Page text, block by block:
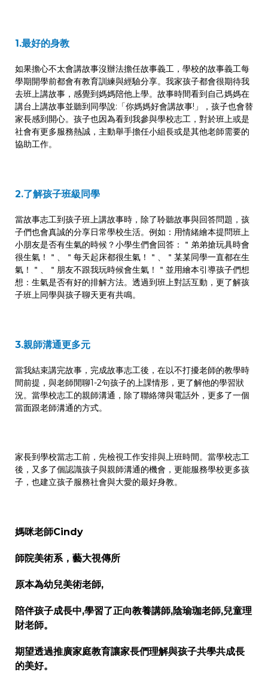
1.最好的身教
如果擔心不太會講故事沒辦法擔任故事義工，學校的故事義工每
學期開學前都會有教育訓練與經驗分享。我家孩子都會很期待我
去班上講故事，感覺到媽媽陪他上學。故事時間看到自己媽媽在
講台上講故事並聽到同學說:「你媽媽好會講故事!」，孩子也會替
家長感到開心。孩子也因為看到我參與學校志工，對於班上或是
社會有更多服務熱誠，主動舉手擔任小組長或是其他老師需要的
協助工作。
2.了解孩子班級同學
當故事志工到孩子班上講故事時，除了聆聽故事與回答問題，孩
子們也會真誠的分享日常學校生活。例如：用情緒繪本提問班上
小朋友是否有生氣的時候？小學生們會回答：＂弟弟搶玩具時會
很生氣！＂、＂每天起床都很生氣！＂、＂某某同學一直都在生
氣！＂、＂朋友不跟我玩時候會生氣！＂並用繪本引導孩子們想
想：生氣是否有好的排解方法。透過到班上對話互動，更了解孩
子班上同學與孩子聊天更有共鳴。
3.親師溝通更多元
當我結束講完故事，完成故事志工後，在以不打擾老師的教學時
間前提，與老師閒聊1-2句孩子的上課情形，更了解他的學習狀
況。當學校志工的親師溝通，除了聯絡簿與電話外，更多了一個
當面跟老師溝通的方式。
家長到學校當志工前，先檢視工作安排與上班時間。當學校志工
後，又多了個認識孩子與親師溝通的機會，更能服務學校更多孩
子，也建立孩子服務社會與大愛的最好身教。
媽咪老師Cindy
師院美術系，藝大視傳所
原本為幼兒美術老師,
陪伴孩子成長中,學習了正向教養講師,陰瑜珈老師,兒童理
財老師。
期望透過推廣家庭教育讓家長們理解與孩子共學共成長
的美好。